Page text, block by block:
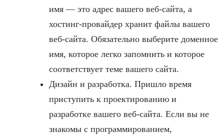
имя — это адрес вашего веб-сайта, а
хостинг-провайдер хранит файлы вашего
веб-сайта. Обязательно выберите доменное
имя, которое легко запомнить и которое
соответствует теме вашего сайта.
Дизайн и разработка. Пришло время
приступить к проектированию и
разработке вашего веб-сайта. Если вы не
знакомы с программированием,